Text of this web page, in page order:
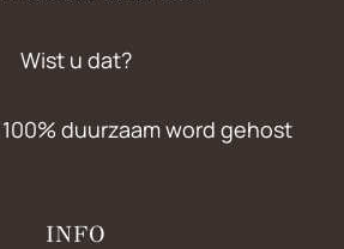
Wist u dat?
duurzaam word gehost
INFO